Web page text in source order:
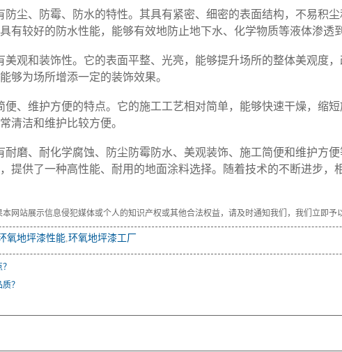
防尘、防霉、防水的特性。其具有紧密、细密的表面结构，不易积
有较好的防水性能，能够有效地防止地下水、化学物质等液体渗透
美观和装饰性。它的表面平整、光亮，能够提升场所的整体美观度
够为场所增添一定的装饰效果。
便、维护方便的特点。它的施工工艺相对简单，能够快速干燥，缩
清洁和维护比较方便。
耐磨、耐化学腐蚀、防尘防霉防水、美观装饰、施工简便和维护方
提供了一种高性能、耐用的地面涂料选择。随着技术的不断进步，
本网站展示信息侵犯媒体或个人的知识产权或其他合法权益，请及时通知我们，我们立即予
氧地坪漆性能 ,环氧地坪漆工厂
？